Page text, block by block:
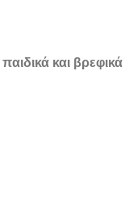
παιδικά και βρεφικά